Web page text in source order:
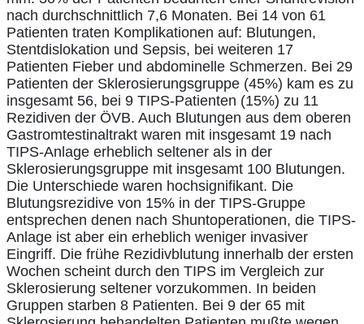
nach durchschnittlich 7,6 Monaten. Bei 14 von 61
Patienten traten Komplikationen auf: Blutungen,
Stentdislokation und Sepsis, bei weiteren 17
Patienten Fieber und abdominelle Schmerzen. Bei 29
Patienten der Sklerosierungsgruppe (45%) kam es zu
insgesamt 56, bei 9 TIPS-Patienten (15%) zu 11
Rezidiven der ÖVB. Auch Blutungen aus dem oberen
Gastromtestinaltrakt waren mit insgesamt 19 nach
TIPS-Anlage erheblich seltener als in der
Sklerosierungsgruppe mit insgesamt 100 Blutungen.
Die Unterschiede waren hochsignifikant. Die
Blutungsrezidive von 15% in der TIPS-Gruppe
entsprechen denen nach Shuntoperationen, die TIPS-
Anlage ist aber ein erheblich weniger invasiver
Eingriff. Die frühe Rezidivblutung innerhalb der ersten
Wochen scheint durch den TIPS im Vergleich zur
Sklerosierung seltener vorzukommen. In beiden
Gruppen starben 8 Patienten. Bei 9 der 65 mit